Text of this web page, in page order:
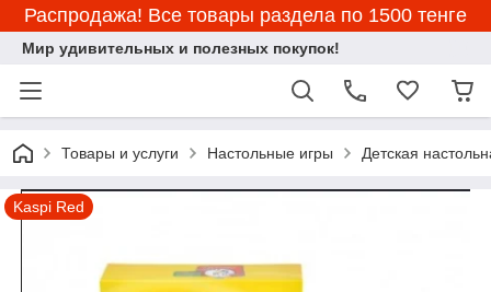
Распродажа! Все товары раздела по 1500 тенге
Мир удивительных и полезных покупок!
Товары и услуги Настольные игры Детская
Kaspi Red